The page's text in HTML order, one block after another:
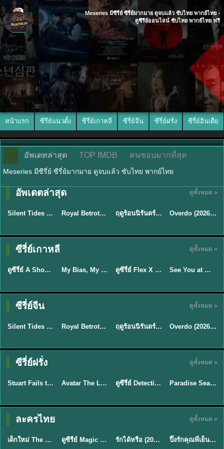
Meseries มีซีรี่ย์ ซีรี่ย์มากมาย ดูจบแล้ว ซับไทย พากย์ไทย -
ดูซีรีย์ออนไลน์ ซับไทย พากย์ไทย ฟรี
หน้าแรก ซีรีย์แนวตั้ง ซีรี่ย์เกาหลี ซีรี่ย์จีน ซีรี่ย์ฝรั่ง ซีรี่ย์อินเดีย
อัพเดทล่าสุด TOP IMDB คนชอบมากที่สุด
Meseries มีซีรี่ย์ ซีรี่ย์มากมาย ดูจบแล้ว ซับไทย พากย์ไทย
อัพเดตล่าสุด ดูทั้งหมด »
★9.5
พากย์ไทย
Silent Tides คลื่นลมลวง (2025) พากย์ไทย ซับไทย EP.1-31 ★9 Royal Betrothal (2026) สัญญาวิวาห์แห่งราชวงศ์ พากย์ไทย ซับไทย EP1-32 ★8.8 ฤดูร้อนนิรันดร์ (2026) Never-Ending Summer พากย์ไทย EP.1-29
ซับไทย
Overdo (2026) รักเกินแค้น พากย์ไทย ซับไทย EP1-33 (จบ)
ซีรี่ย์เกาหลี ดูทั้งหมด »
★8 EP.16
พากย์ไทย
TH EP. 16
ดูซีรี่ย์ A Shop for Killers 2 ร้านลับนักฆ่า ซีซัน 2 (2026) ซับไทย-พากย์ไทย My Bias, My Boss เมื่อเมนฉันเป็นประธานบริษัท (2026) พากย์ไทย ซับไทย EP.1-12 ★8 EP.16
Sub EP. 16 | TH
ดูซีรี่ย์ Flex X Cop คุณชายสายสืบ (2024) พากย์ไทย-ซับไทย EP.1-16 (จบ) ★9
ซับไทย | พากย์
Sub EP. 8 | TH
See You at Work Tomorrow! เจอกันที่ออฟฟิศพรุ่งนี้นะ พากย์ไทย
ซีรี่ย์จีน ดูทั้งหมด »
★9.5
พากย์ไทย
Silent Tides คลื่นลมลวง (2025) พากย์ไทย ซับไทย EP.1-31 ★9 Royal Betrothal (2026) สัญญาวิวาห์แห่งราชวงศ์ พากย์ไทย ซับไทย EP1-32 ★8.8 ฤดูร้อนนิรันดร์ (2026) Never-Ending Summer พากย์ไทย EP.1-29
ซับไทย
Overdo (2026) รักเกินแค้น พากย์ไทย ซับไทย EP1-33 (จบ)
ซีรี่ย์ฝรั่ง ดูทั้งหมด »
★8.8 EP.2
พากย์ไทย
TH EP. 2
Stuart Fails to Save the Universe (2026) สจ๊วตล่มแผนกู้จักรวาล พากย์ไทย EP1-10 ★7.8 EP.7Avatar The Last Airbender 2 เณรน้อยเจ้าอภินิหาร พากย์ไทย EP.9ดูซีรี่ย์ Detective Hole (2026) พากย์ไทย HD ฟรี อัปเดตล่าสุด Netflix EP.8
พากย์ไทย
Paradise Season 2 (2026) พากย์ไทย EP1-8 ดูซีรี่ย์ฝรั่ง HD ครบทุกตอน
ละครไทย ดูทั้งหมด »
★ 8 EP.6
พากย์ไทย
เด็กใหม่ The Reset 2026 EP1-6 พากย์ไทย ดูซีรี่ย์ Netflix ล่าสุด HD ดูซีรีย์ Magic Move (2026) ทำนายทายรัก Thai EP.1-10 HD รักได้หรือ (2026) YOUNG Let's Begin Again พากย์ไทย EP.1-19 ★8
พากย์ไทย
ปิ๊งรักคุณพี่เย็นชา (2026) Frozen Valentine EP.1-10 (จบ)